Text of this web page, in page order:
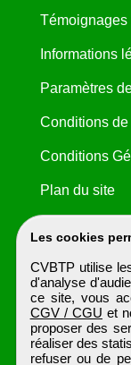
Les cookies
CVBTP utilise
d'analyse
ce site, vous
CGV / CGU et
proposer des
réaliser des
refuser ou de
Témoignages
Informations
Paramètres
Conditions
Conditions
Plan du site